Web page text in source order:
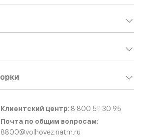
Клиентский центр: 8 800 511 30 95
Почта по общим вопросам:
8800@volhovez.natm.ru